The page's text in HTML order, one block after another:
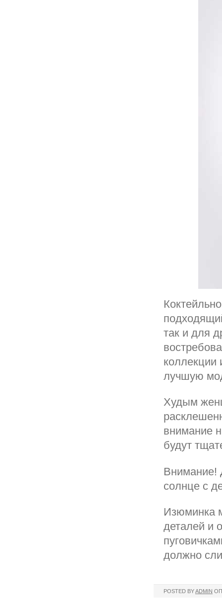
так и для
коллекции
лучшую
Худым
внимание
будут
Внимание!
солнце с
Изюминка
деталей и
должно
POSTED BYADMIN